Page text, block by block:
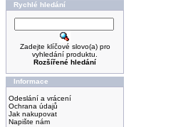
Rychlé hledání
Zadejte klíčové slovo(a) pro
vyhledání produktu.
Rozšířené hledání
Informace
Odeslání a vrácení
Ochrana údajů
Jak nakupovat
Napište nám